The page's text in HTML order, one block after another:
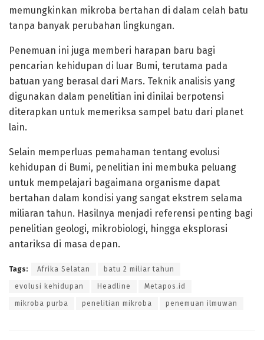
memungkinkan mikroba bertahan di dalam celah batu
tanpa banyak perubahan lingkungan.
Penemuan ini juga memberi harapan baru bagi
pencarian kehidupan di luar Bumi, terutama pada
batuan yang berasal dari Mars. Teknik analisis yang
digunakan dalam penelitian ini dinilai berpotensi
diterapkan untuk memeriksa sampel batu dari planet
lain.
Selain memperluas pemahaman tentang evolusi
kehidupan di Bumi, penelitian ini membuka peluang
untuk mempelajari bagaimana organisme dapat
bertahan dalam kondisi yang sangat ekstrem selama
miliaran tahun. Hasilnya menjadi referensi penting bagi
penelitian geologi, mikrobiologi, hingga eksplorasi
antariksa di masa depan.
Tags: Afrika Selatan batu 2 miliar tahun
evolusi kehidupan Headline Metapos.id
mikroba purba penelitian mikroba penemuan ilmuwan